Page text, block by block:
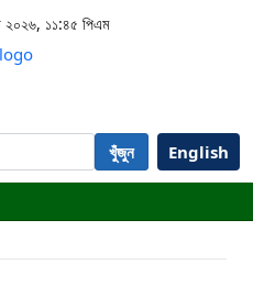
২০২৬, ১১:৪৫ পিএম
খুঁজুন English